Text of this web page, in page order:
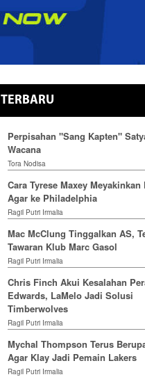
TERBARU
Perpisahan "Sang Kapten"
Wacana
Tora Nodisa
Cara Tyrese Maxey Meyakinkan
Agar ke Philadelphia
Ragil Putri Irmalia
Mac McClung Tinggalkan AS,
Tawaran Klub Marc Gasol
Ragil Putri Irmalia
Chris Finch Akui Kesalahan
Edwards, LaMelo Jadi Solusi
Timberwolves
Ragil Putri Irmalia
Mychal Thompson Terus
Agar Klay Jadi Pemain Lakers
Ragil Putri Irmalia